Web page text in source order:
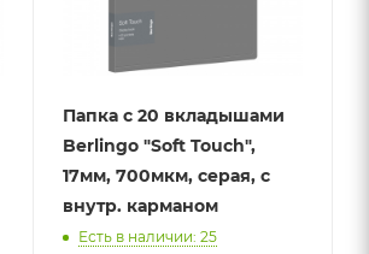
Папка с 20 вкладышами
Berlingo "Soft Touch",
17мм, 700мкм, серая, с
внутр. карманом
Есть в наличии: 25